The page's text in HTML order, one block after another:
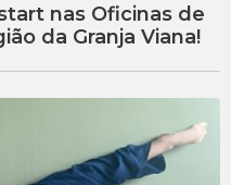
nas Oficinas de
da Granja Viana!